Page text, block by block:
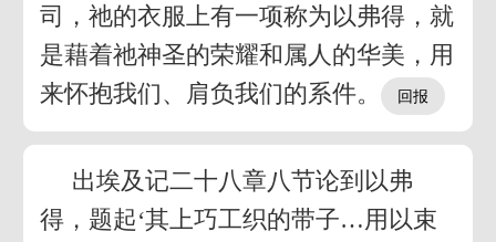
司，祂的衣服上有一项称为以弗得，就
是藉着祂神圣的荣耀和属人的华美，用
来怀抱我们、肩负我们的系件。
出埃及记二十八章八节论到以弗
得，题起‘其上巧工织的带子…用以束